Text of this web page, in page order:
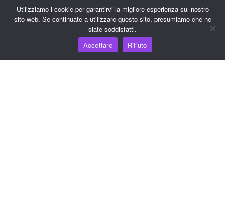
Hub della conoscenza
Utilizziamo i cookie per garantirvi la migliore esperienza sul nostro
sito web. Se continuate a utilizzare questo sito, presumiamo che ne
siate soddisfatti.
Accettare
Rifiuto